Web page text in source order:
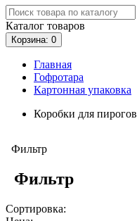
Каталог товаров
Корзина: 0
Главная
Гофротара
Картонная упаковка
Коробки для пирогов
Фильтр
Фильтр
Сортировка: